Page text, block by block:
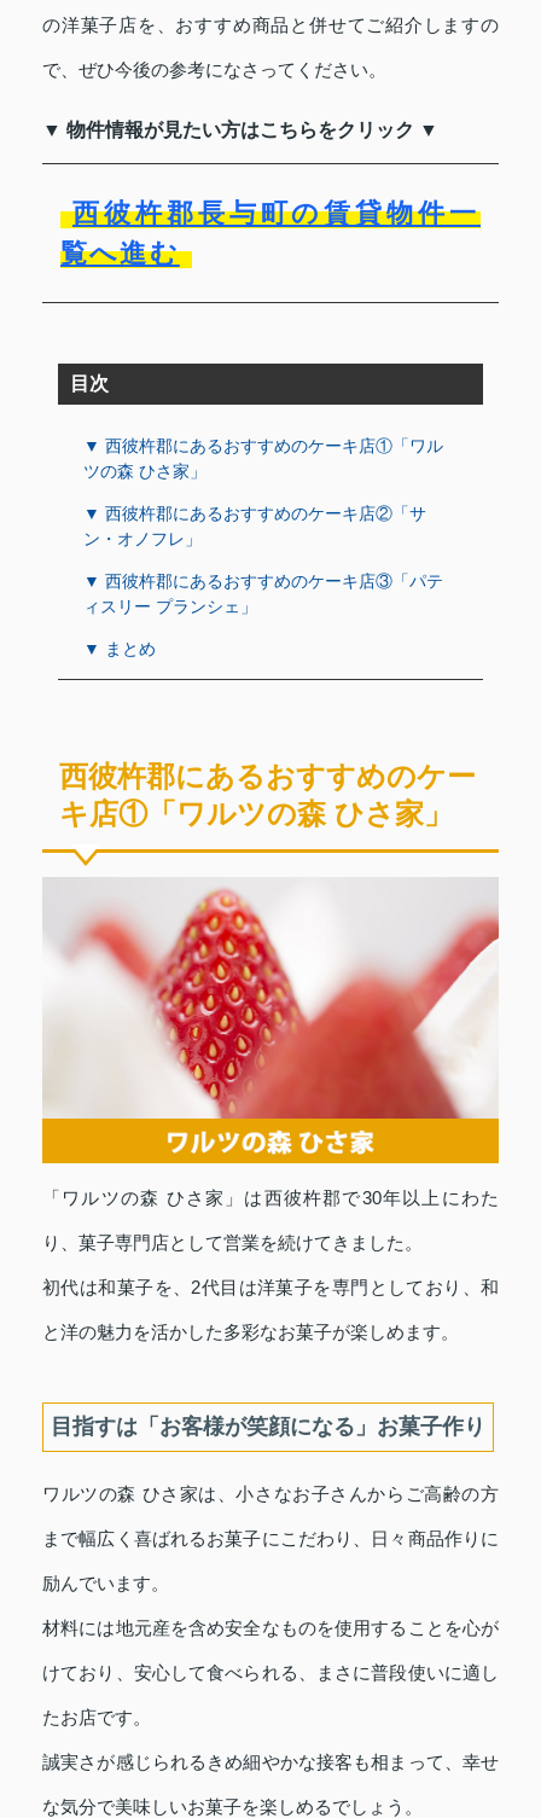
の洋菓子店を、おすすめ商品と併せてご紹介しますの
で、ぜひ今後の参考になさってください。
▼ 物件情報が見たい方はこちらをクリック ▼
西彼杵郡長与町の賃貸物件一
覧へ進む
目次
▼ 西彼杵郡にあるおすすめのケーキ店①「ワル
ツの森 ひさ家」
▼ 西彼杵郡にあるおすすめのケーキ店②「サ
ン・オノフレ」
▼ 西彼杵郡にあるおすすめのケーキ店③「パテ
ィスリー プランシェ」
▼ まとめ
西彼杵郡にあるおすすめのケー
キ店①「ワルツの森 ひさ家」
「ワルツの森 ひさ家」は西彼杵郡で30年以上にわた
り、菓子専門店として営業を続けてきました。
初代は和菓子を、2代目は洋菓子を専門としており、和
と洋の魅力を活かした多彩なお菓子が楽しめます。
目指すは「お客様が笑顔になる」お菓子作り
ワルツの森 ひさ家は、小さなお子さんからご高齢の方
まで幅広く喜ばれるお菓子にこだわり、日々商品作りに
励んでいます。
材料には地元産を含め安全なものを使用することを心が
けており、安心して食べられる、まさに普段使いに適し
たお店です。
誠実さが感じられるきめ細やかな接客も相まって、幸せ
な気分で美味しいお菓子を楽しめるでしょう。